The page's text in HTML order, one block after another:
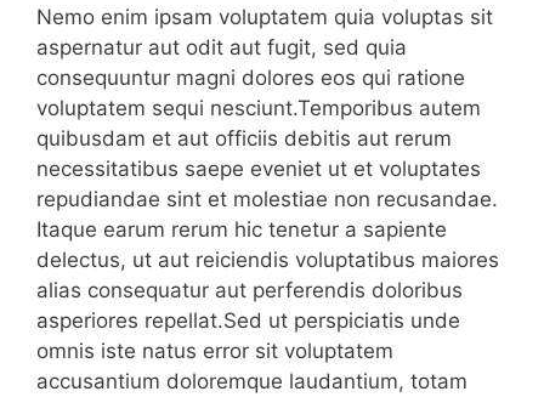
Nemo enim ipsam voluptatem quia voluptas sit
aspernatur aut odit aut fugit, sed quia
consequuntur magni dolores eos qui ratione
voluptatem sequi nesciunt.Temporibus autem
quibusdam et aut officiis debitis aut rerum
necessitatibus saepe eveniet ut et voluptates
repudiandae sint et molestiae non recusandae.
Itaque earum rerum hic tenetur a sapiente
delectus, ut aut reiciendis voluptatibus maiores
alias consequatur aut perferendis doloribus
asperiores repellat.Sed ut perspiciatis unde
omnis iste natus error sit voluptatem
accusantium doloremque laudantium, totam